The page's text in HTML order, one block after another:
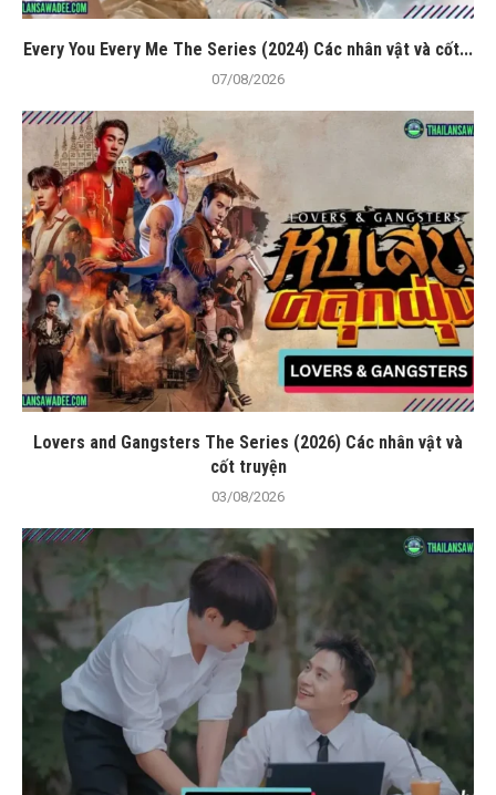
Every You Every Me The Series (2024) Các nhân vật và cốt...
07/08/2026
Lovers and Gangsters The Series (2026) Các nhân vật và
cốt truyện
03/08/2026